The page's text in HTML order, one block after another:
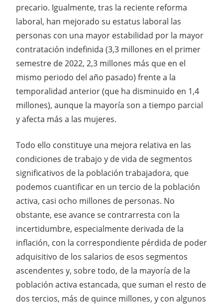
precario. Igualmente, tras la reciente reforma
laboral, han mejorado su estatus laboral las
personas con una mayor estabilidad por la mayor
contratación indefinida (3,3 millones en el primer
semestre de 2022, 2,3 millones más que en el
mismo periodo del año pasado) frente a la
temporalidad anterior (que ha disminuido en 1,4
millones), aunque la mayoría son a tiempo parcial
y afecta más a las mujeres.
Todo ello constituye una mejora relativa en las
condiciones de trabajo y de vida de segmentos
significativos de la población trabajadora, que
podemos cuantificar en un tercio de la población
activa, casi ocho millones de personas. No
obstante, ese avance se contrarresta con la
incertidumbre, especialmente derivada de la
inflación, con la correspondiente pérdida de poder
adquisitivo de los salarios de esos segmentos
ascendentes y, sobre todo, de la mayoría de la
población activa estancada, que suman el resto de
dos tercios, más de quince millones, y con algunos